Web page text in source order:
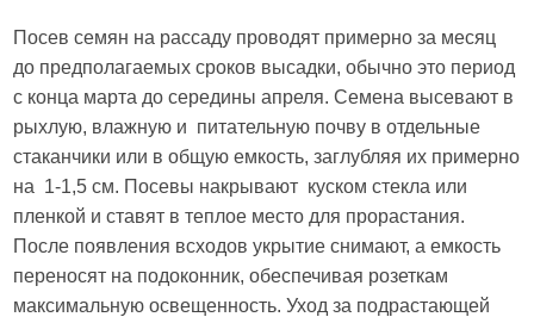
Посев семян на рассаду проводят примерно за месяц
до предполагаемых сроков высадки, обычно это период
с конца марта до середины апреля. Семена высевают в
рыхлую, влажную и питательную почву в отдельные
стаканчики или в общую емкость, заглубляя их примерно
на 1-1,5 см. Посевы накрывают куском стекла или
пленкой и ставят в теплое место для прорастания.
После появления всходов укрытие снимают, а емкость
переносят на подоконник, обеспечивая розеткам
максимальную освещенность. Уход за подрастающей